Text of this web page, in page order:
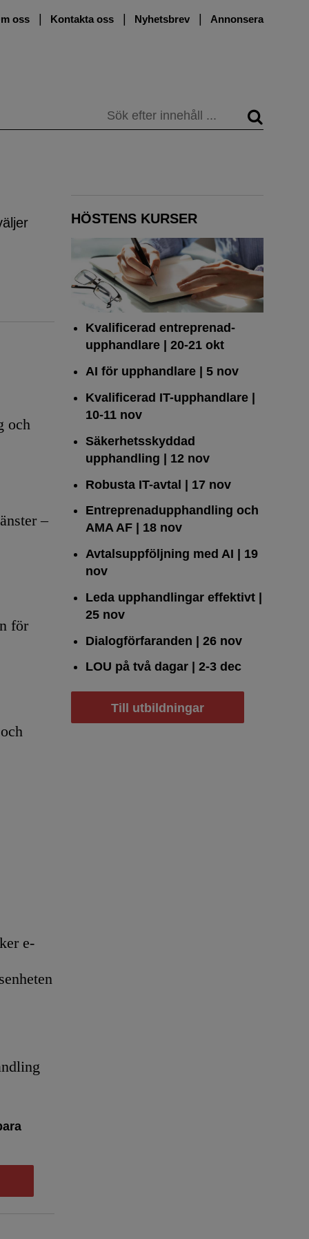
oss Kontakta oss Nyhetsbrev Annonsera
Sök
och
–
för
e-
HÖSTENS KURSER
Kvalificerad entreprenad­
upphandlare
| 20-21 okt
AI för upphandlare | 5 nov
Kvalificerad IT-upphandlare |
10-11 nov
Säkerhetsskyddad
upphandling | 12 nov
Robusta IT-avtal | 17 nov
Entreprenadupphandling och
AMA AF | 18 nov
Avtalsuppföljning med AI | 19
nov
Leda upphandlingar effektivt |
25 nov
Dialogförfaranden | 26 nov
LOU på två dagar | 2-3 dec
Till utbildningar